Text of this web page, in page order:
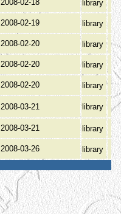
2008-02-18 library
2008-02-19 library
2008-02-20 library
2008-02-20 library
2008-02-20 library
2008-03-21 library
2008-03-21 library
2008-03-26
library